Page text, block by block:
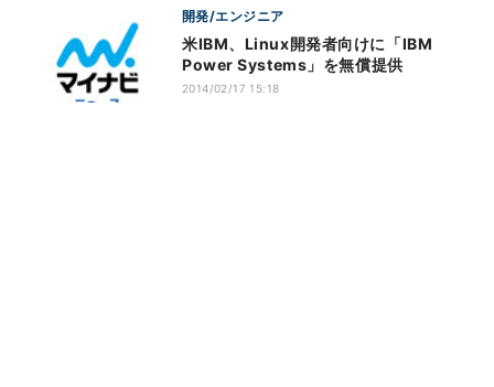
開発/エンジニア
米IBM、Linux開発者向けに「IBM
Power Systems」を無償提供
2014/02/17 15:18